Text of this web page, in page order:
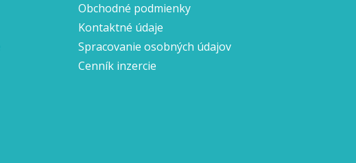
Obchodné podmienky
Kontaktné údaje
Spracovanie osobných údajov
Cenník inzercie